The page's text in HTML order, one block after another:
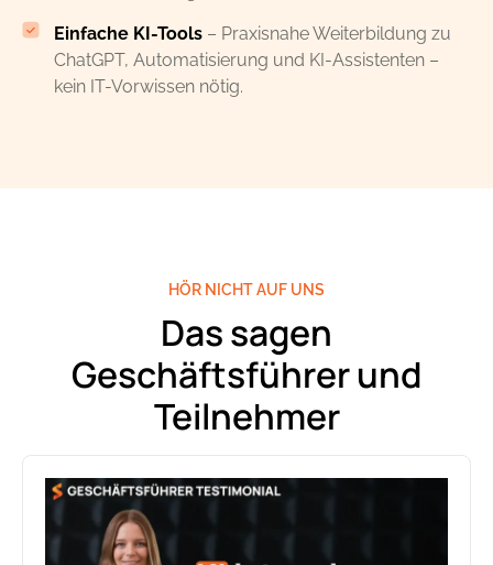
Einfache KI-Tools – Praxisnahe Weiterbildung zu
ChatGPT, Automatisierung und KI-Assistenten –
kein IT-Vorwissen nötig.
Das sagen
Geschäftsführer und
Teilnehmer
HÖR NICHT AUF UNS